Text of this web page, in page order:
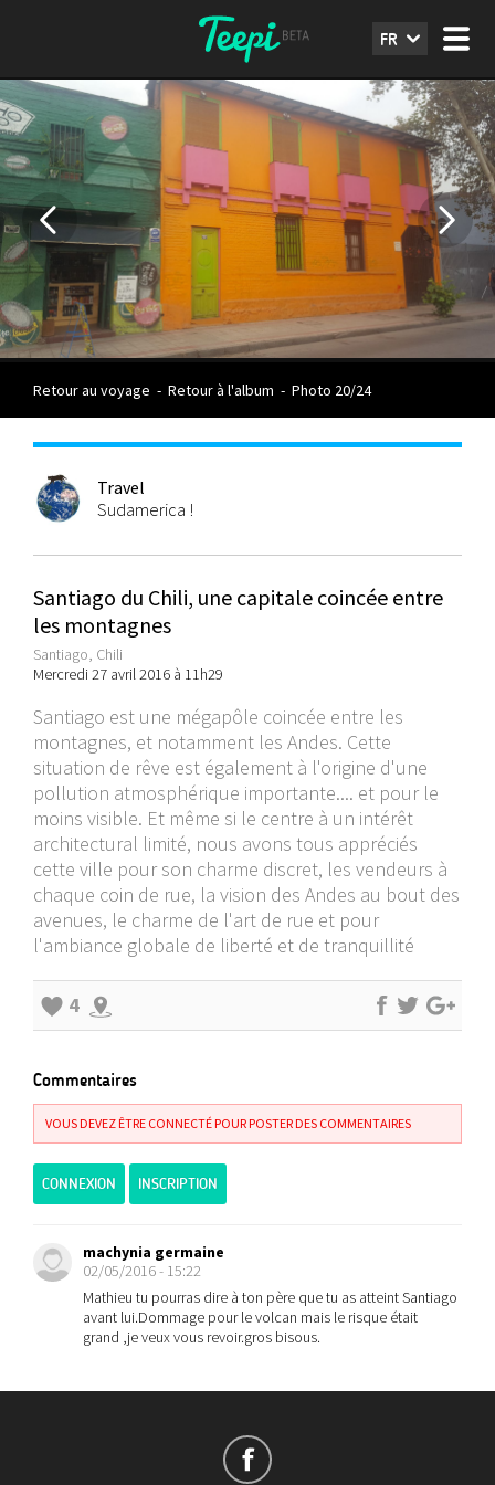
FR
Retour au voyage - Retour à l'album - Photo 20/24
Travel
Sudamerica !
Santiago du Chili, une capitale coincée entre
les montagnes
Santiago, Chili
Mercredi 27 avril 2016 à 11h29
Santiago est une mégapôle coincée entre les
montagnes, et notamment les Andes. Cette
situation de rêve est également à l'origine d'une
pollution atmosphérique importante.... et pour le
moins visible. Et même si le centre à un intérêt
architectural limité, nous avons tous appréciés
cette ville pour son charme discret, les vendeurs à
chaque coin de rue, la vision des Andes au bout des
avenues, le charme de l'art de rue et pour
l'ambiance globale de liberté et de tranquillité
4
Commentaires
VOUS DEVEZ ÊTRE CONNECTÉ POUR POSTER DES COMMENTAIRES
CONNEXION INSCRIPTION
machynia germaine
02/05/2016 - 15:22
Mathieu tu pourras dire à ton père que tu as atteint Santiago
avant lui.Dommage pour le volcan mais le risque était
grand ,je veux vous revoir.gros bisous.